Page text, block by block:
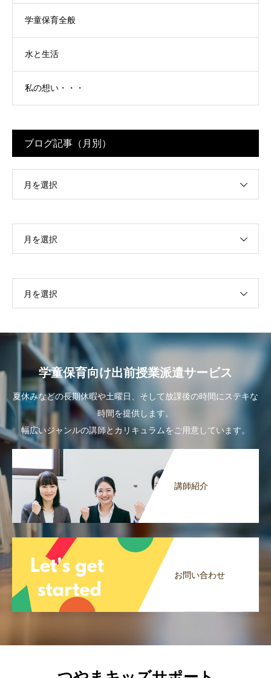
学童保育全般
水と生活
私の想い・・・
ブログ記事（月別）
月を選択
月を選択
月を選択
学童保育向け出前授業派遣サービス
夏休みなどの長期休暇や土曜日、そして放課後の時間にステキな
時間を提供します。
幅広いジャンルの講師とカリキュラムをご用意しています。
講師紹介
お問い合わせ